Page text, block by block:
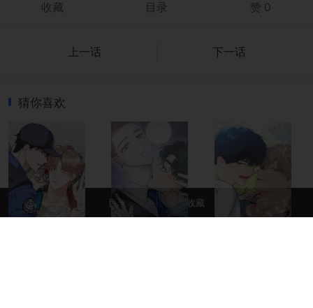
上一话 目录 收藏